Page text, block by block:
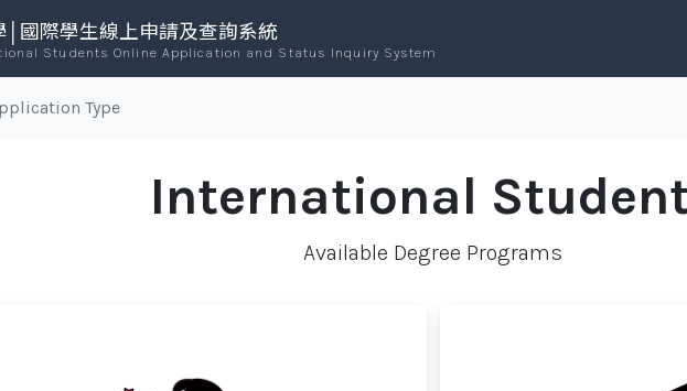
│國際學生線上申請及查詢系統
Students Online Application and Status Inquiry System
Type
International
Available Degree Programs